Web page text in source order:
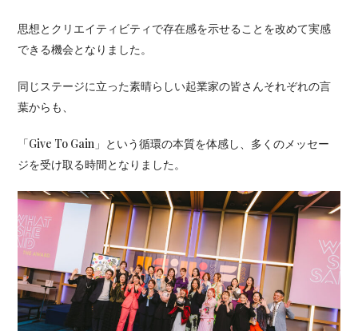
思想とクリエイティビティで存在感を示せることを改めて実感
できる機会となりました。
同じステージに立った素晴らしい起業家の皆さんそれぞれの言
葉からも、
「Give To Gain」という循環の本質を体感し、多くのメッセー
ジを受け取る時間となりました。